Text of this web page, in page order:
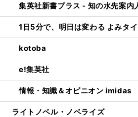
集英社新書プラス - 知の水先案内
1日5分で、明日は変わる よみタ
kotoba
e!集英社
情報・知識＆オピニオン imidas
ライトノベル・ノベライズ